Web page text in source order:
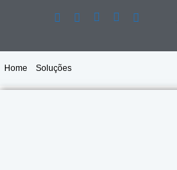
Home Soluções